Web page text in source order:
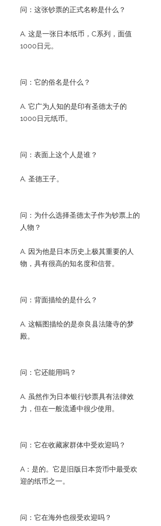
问：这张钞票的正式名称是什么？
A. 这是一张日本纸币，C系列，面值
1000日元。
问：它的俗名是什么？
A. 它广为人知的是印有圣德太子的
1000日元纸币。
问：表面上这个人是谁？
A. 圣德王子。
问：为什么选择圣德太子作为钞票上的
人物？
A. 因为他是日本历史上极其重要的人
物，具有很高的知名度和信誉。
问：背面描绘的是什么？
A. 这幅图描绘的是奈良县法隆寺的梦
殿。
问：它还能用吗？
A. 虽然作为日本银行钞票具有法律效
力，但在一般流通中很少使用。
问：它在收藏家群体中受欢迎吗？
A：是的。它是旧版日本货币中最受欢
迎的纸币之一。
问：它在海外也很受欢迎吗？